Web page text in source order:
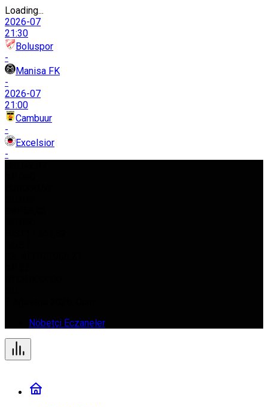
Loading...
2026-07
21:30
Boluspor
-
Manisa FK
-
2026-07
21:00
Cambuur
-
Excelsior
-
Nöbetçi Eczaneler